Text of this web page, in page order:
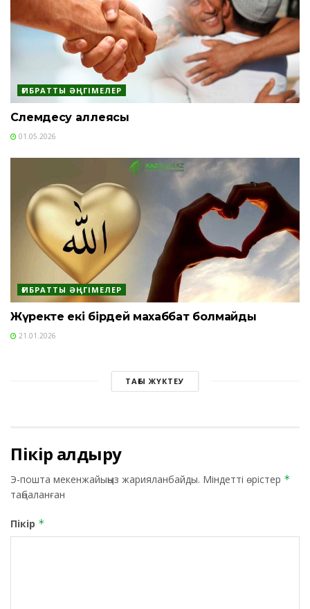
ҒИБРАТТЫ ӘҢГІМЕЛЕР
Сәлемдесу аллеясы
01.05.2026
ҒИБРАТТЫ ӘҢГІМЕЛЕР
Жүректе екі бірдей махаббат болмайды
21.01.2026
ТАҒЫ ЖҮКТЕУ
Пікір қалдыру
Э-пошта мекенжайыңыз жарияланбайды. Міндетті өрістер *
таңбаланған
Пікір *